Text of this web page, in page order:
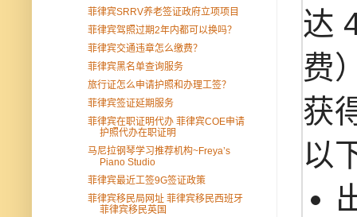
达
费
获
以
菲律宾SRRV养老签证政府立项项目
菲律宾驾照过期2年内都可以换吗？
菲律宾交通违章怎么缴费？
菲律宾黑名单查询服务
旅行证怎么申请护照和办理工签？
菲律宾签证延期服务
菲律宾在职证明代办 菲律宾COE申请
护照代办在职证明
马尼拉钢琴学习推荐机构~Freya’s
Piano Studio
菲律宾最近工签9G签证政策
菲律宾移民局网址 菲律宾移民西班牙
菲律宾移民英国